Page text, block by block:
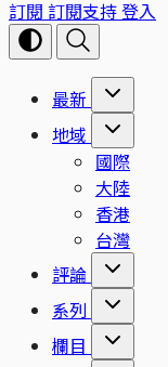
訂閱 訂閱支持登入
最新
地域
國際
大陸
香港
台灣
評論
系列
欄目